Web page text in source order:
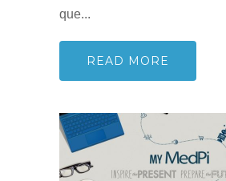
que...
READ MORE